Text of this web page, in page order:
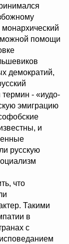
помощи
демократий,
термин - «иудо-
эмиграцию
и
русскую
что
Такими
в
с